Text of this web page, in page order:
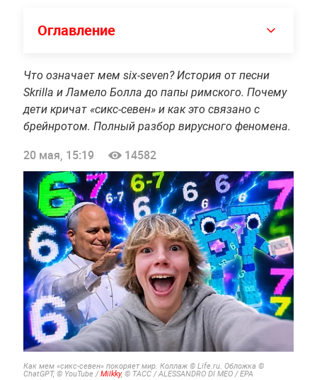
Оглавление
Что означает мем six-seven? История от песни
Skrilla и Ламело Болла до папы римского. Почему
дети кричат «сикс-севен» и как это связано с
брейнротом. Полный разбор вирусного феномена.
20 мая, 15:19 14582
Как мем «сикс-севен» покоряет мир. Коллаж © Life.ru. Обложка ©
ChatGPT, © YouTube /Milkky, © ТАСС / ALESSANDRO DI MEO / ЕРА